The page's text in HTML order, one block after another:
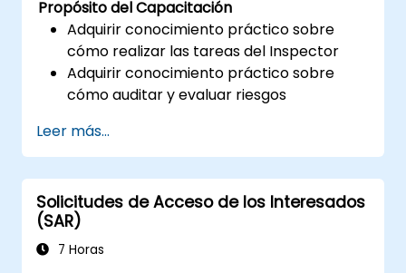
Propósito del Capacitación
Adquirir conocimiento práctico sobre
cómo realizar las tareas del Inspector
Adquirir conocimiento práctico sobre
cómo auditar y evaluar riesgos
sobre las nuevas normas para el
procesamiento de datos personales
Leer más...
Solicitudes de Acceso de los Interesados
(SAR)
7 Horas